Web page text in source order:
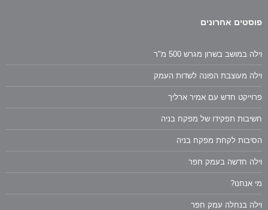
פוסטים אחרונים
וילה במושב בשרון מגרש 500 מ"ר
וילה מעוצבת הפונה לשדות העמק
פרוייקט חדש עם אמיר ארליך
חשיבות תפקידו של מפקח בניה
הסיבות לקחת מפקח בניה
וילה חדשה בעמק חפר
מי אנחנו?
וילה בנחלה עמק חפר